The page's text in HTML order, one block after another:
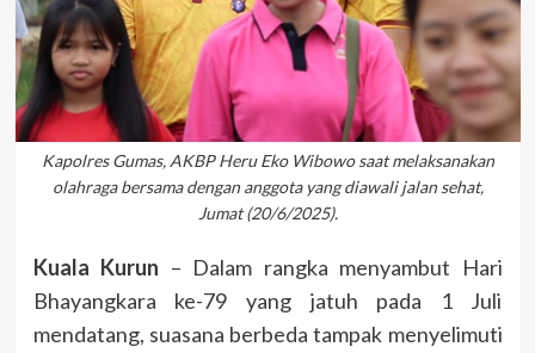
Kapolres Gumas, AKBP Heru Eko Wibowo saat melaksanakan
olahraga bersama dengan anggota yang diawali jalan sehat,
Jumat (20/6/2025).
Kuala Kurun – Dalam rangka menyambut Hari
Bhayangkara ke-79 yang jatuh pada 1 Juli
mendatang, suasana berbeda tampak menyelimuti